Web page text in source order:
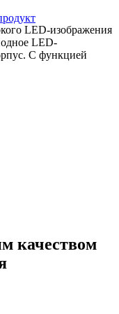
LED-изображения
LED-
С функцией
качеством